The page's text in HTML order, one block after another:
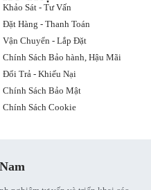
Khảo Sát - Tư Vấn
Đặt Hàng - Thanh Toán
Vận Chuyển - Lắp Đặt
Chính Sách Bảo hành, Hậu Mãi
Đổi Trả - Khiếu Nại
Chính Sách Bảo Mật
Chính Sách Cookie